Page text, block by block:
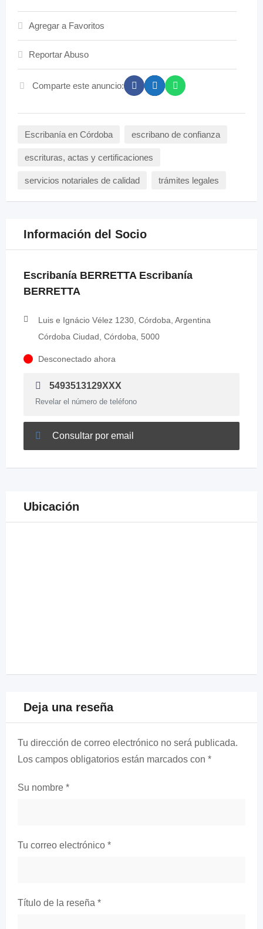
Agregar a Favoritos
Reportar Abuso
Comparte este anuncio:
Escribanía en Córdoba escribano de confianza
escrituras, actas y certificaciones
servicios notariales de calidad trámites legales
Información del Socio
Escribanía BERRETTA Escribanía
BERRETTA
Luis e Ignácio Vélez 1230, Córdoba, Argentina
Córdoba Ciudad, Córdoba, 5000
Desconectado ahora
5493513129XXX
Revelar el número de teléfono
Consultar por email
Ubicación
Deja una reseña
Tu dirección de correo electrónico no será publicada.
Los campos obligatorios están marcados con *
Su nombre *
Tu correo electrónico *
Título de la reseña *